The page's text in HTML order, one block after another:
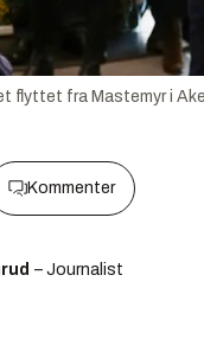
flyttet fra Mastemyr i
Kommenter
– Journalist